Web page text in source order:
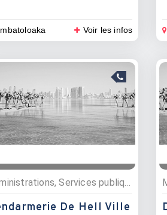
Voir les infos
De Hell Ville